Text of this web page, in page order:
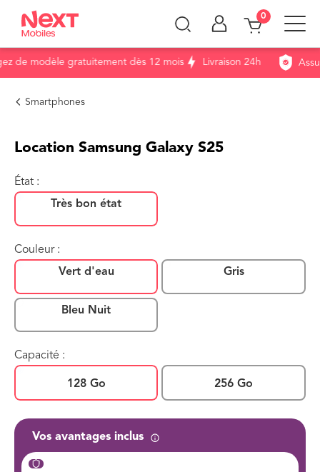
0
de modèle gratuitement dès 12 mois Livraison 24h
Smartphones
Location Samsung Galaxy S25
État :
Très bon état
Couleur :
Vert d'eau
Gris
Bleu Nuit
Capacité :
128 Go 256 Go
Vos avantages inclus